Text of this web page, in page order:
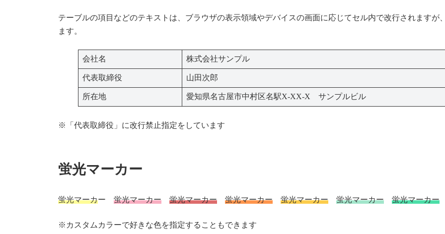
テーブルの項目などのテキストは、ブラウザの表示領域やデバイスの画面に応じてセル内で改行されます
ます。
会社名 株式会社サンプル
代表取締役 山田次郎
所在地 愛知県名古屋市中村区名駅X-XX-X サンプルビル
※「代表取締役」に改行禁止指定をしています
蛍光マーカー
蛍光マーカー 蛍光マーカー 蛍光マーカー 蛍光マーカー 蛍光マーカー 蛍光マーカー 蛍光マーカー
※カスタムカラーで好きな色を指定することもできます